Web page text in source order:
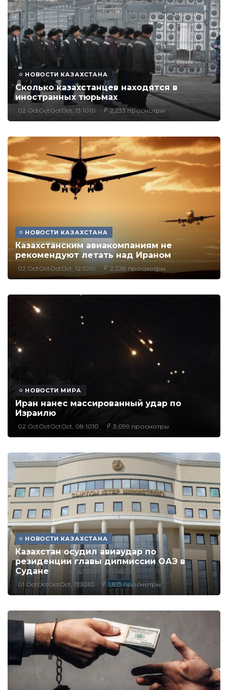
НОВОСТИ КАЗАХСТАНА
Сколько казахстанцев находятся в
иностранных тюрьмах
02 OctOctOctOct, 13:1010 2,233 просмотры
НОВОСТИ КАЗАХСТАНА
Казахстанским авиакомпаниям не
рекомендуют летать над Ираном
02 OctOctOctOct, 12:1010 2,228 просмотры
НОВОСТИ МИРА
Иран нанес массированный удар по
Израилю
02 OctOctOctOct, 08:1010 3,099 просмотры
НОВОСТИ КАЗАХСТАНА
Казахстан осудил авиаудар по
резиденции главы дипмиссии ОАЭ в
Судане
01 OctOctOctOct, 17:1010 1,813 просмотры